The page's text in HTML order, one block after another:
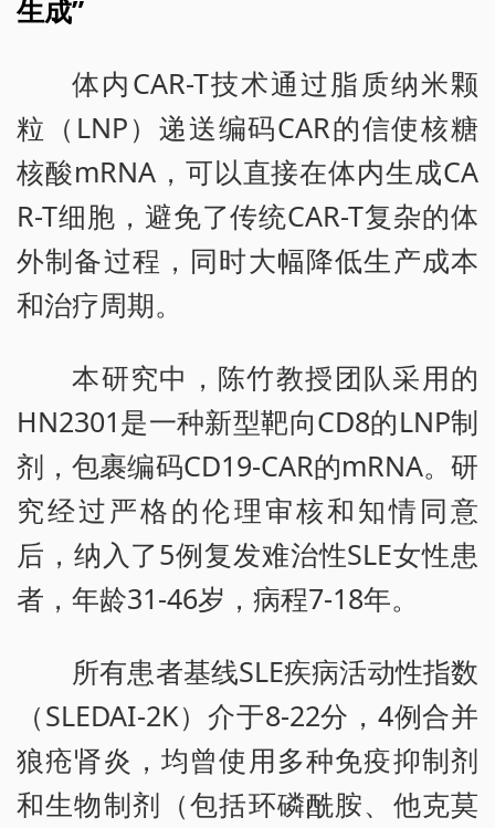
生成”
体内CAR-T技术通过脂质纳米颗
粒（LNP）递送编码CAR的信使核糖
核酸mRNA，可以直接在体内生成CA
R-T细胞，避免了传统CAR-T复杂的体
外制备过程，同时大幅降低生产成本
和治疗周期。
本研究中，陈竹教授团队采用的
HN2301是一种新型靶向CD8的LNP制
剂，包裹编码CD19-CAR的mRNA。研
究经过严格的伦理审核和知情同意
后，纳入了5例复发难治性SLE女性患
者，年龄31-46岁，病程7-18年。
所有患者基线SLE疾病活动性指数
（SLEDAI-2K）介于8-22分，4例合并
狼疮肾炎，均曾使用多种免疫抑制剂
和生物制剂（包括环磷酰胺、他克莫